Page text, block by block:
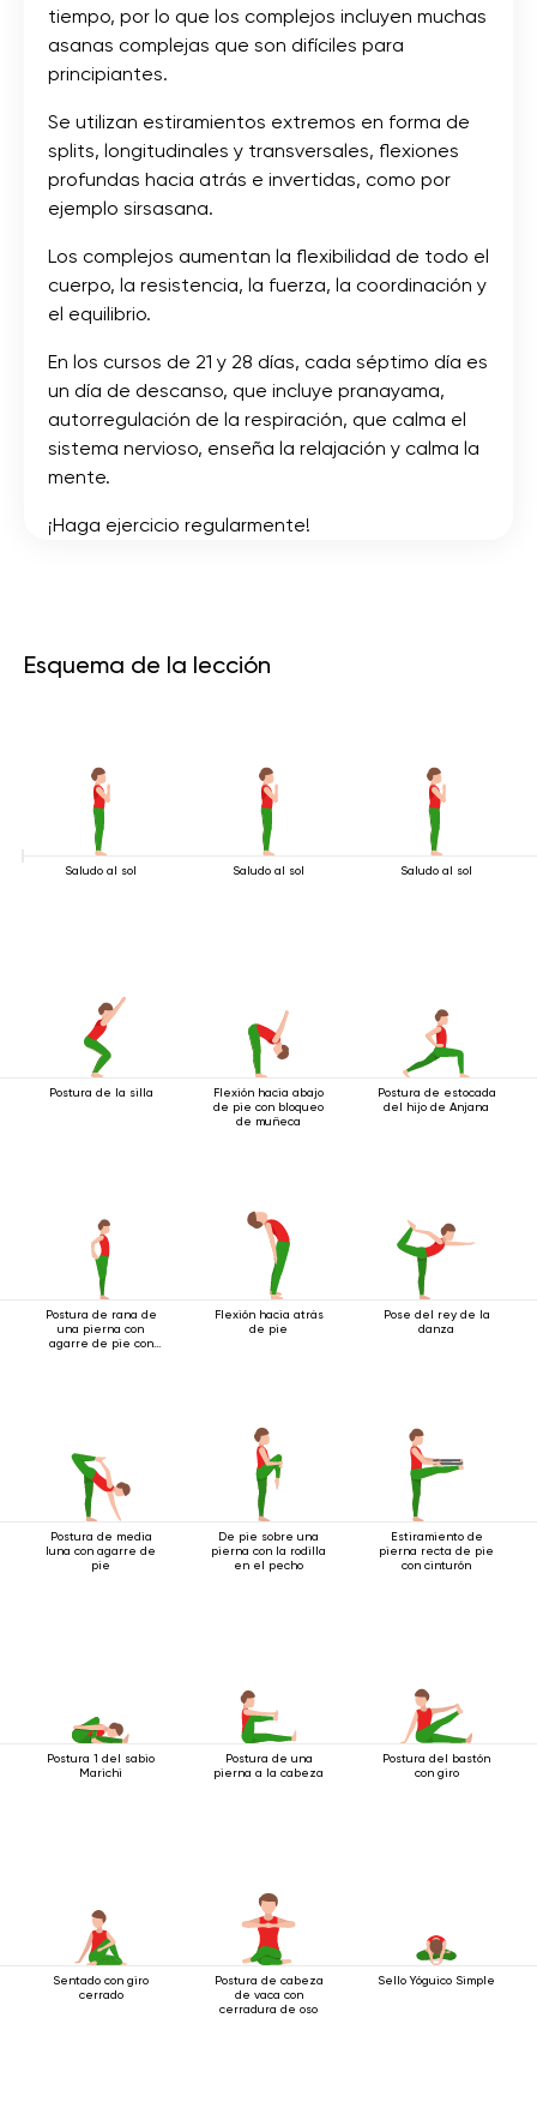
tiempo, por lo que los complejos incluyen muchas
asanas complejas que son difíciles para
principiantes.
Se utilizan estiramientos extremos en forma de
splits, longitudinales y transversales, flexiones
profundas hacia atrás e invertidas, como por
ejemplo sirsasana.
Los complejos aumentan la flexibilidad de todo el
cuerpo, la resistencia, la fuerza, la coordinación y
el equilibrio.
En los cursos de 21 y 28 días, cada séptimo día es
un día de descanso, que incluye pranayama,
autorregulación de la respiración, que calma el
sistema nervioso, enseña la relajación y calma la
mente.
¡Haga ejercicio regularmente!
Esquema de la lección
Saludo al sol Saludo al sol Saludo al sol
Postura de la silla
Flexión hacia abajo
de pie con bloqueo
de muñeca
Postura de estocada
del hijo de Anjana
Postura de rana de
una pierna con
agarre de pie con
Flexión hacia atrás
de pie
Pose del rey de la
danza
Postura de media
luna con agarre de
pie
De pie sobre una
pierna con la rodilla
en el pecho
Estiramiento de
pierna recta de pie
con cinturón
Postura 1 del sabio
Marichi
Postura de una
pierna a la cabeza
Postura del bastón
con giro
Sentado con giro
cerrado
Postura de cabeza
de vaca con
cerradura de oso
Sello Yóguico Simple